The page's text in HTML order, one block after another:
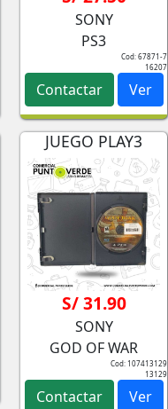
SONY
PS3
Cod: 67871-7
16207
Contactar Ver
JUEGO PLAY3
S/ 31.90
SONY
GOD OF WAR
Cod: 107413129
13129
Contactar Ver